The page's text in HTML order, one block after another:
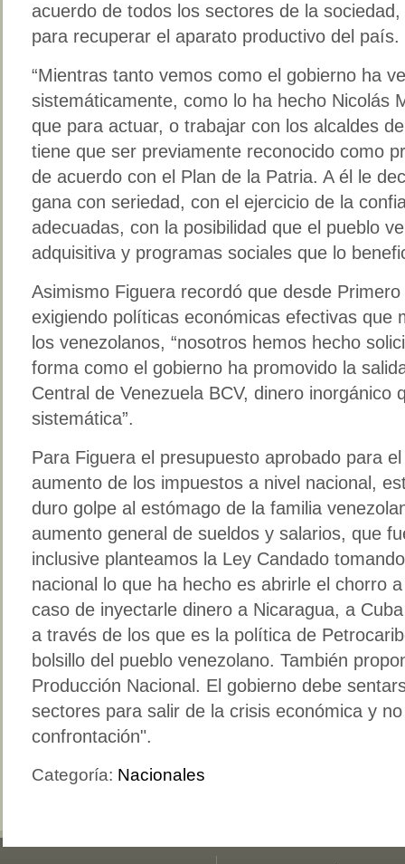
acuerdo de todos los sectores de la
para recuperar el aparato productivo del país.
“Mientras tanto vemos como el gobierno ha
sistemáticamente, como lo ha hecho Nicolás
que para actuar, o trabajar con los alcaldes
tiene que ser previamente reconocido como
de acuerdo con el Plan de la Patria. A él le
gana con seriedad, con el ejercicio de la
adecuadas, con la posibilidad que el pueblo
adquisitiva y programas sociales que lo
Asimismo Figuera recordó que desde
exigiendo políticas económicas efectivas que
los venezolanos, “nosotros hemos hecho
forma como el gobierno ha promovido la
Central de Venezuela BCV, dinero inorgánico
sistemática”.
Para Figuera el presupuesto aprobado para
aumento de los impuestos a nivel nacional,
duro golpe al estómago de la familia
aumento general de sueldos y salarios, que
inclusive planteamos la Ley Candado
nacional lo que ha hecho es abrirle el chorro
caso de inyectarle dinero a Nicaragua, a
a través de los que es la política de
bolsillo del pueblo venezolano. También
Producción Nacional. El gobierno debe
sectores para salir de la crisis económica y
confrontación".
Categoría: Nacionales